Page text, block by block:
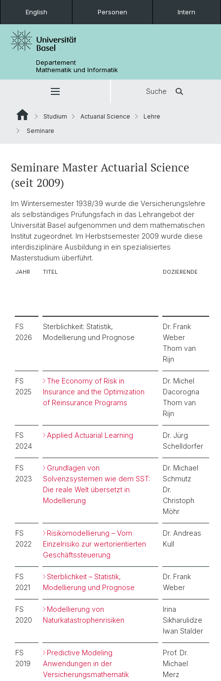
English Personen Intern
Departement
Mathematik und Informatik
Suche
Studium Actuarial Science
Lehre
Seminare
Seminare Master Actuarial Science
(seit 2009)
Im Wintersemester 1938/39 wurde die Versicherungslehre
als selbständiges Prüfungsfach in das Lehrangebot der
Universität Basel aufgenommen und dem mathematischen
Institut zugeordnet. Im Herbstsemester 2009 wurde diese
interdisziplinäre Ausbildung in ein spezialisiertes
Masterstudium überführt.
JAHR TITEL DOZIERENDE
FS
2026
Sterblichkeit: Statistik,
Modellierung und Prognose
Dr. Frank
Weber
Thom van
Rijn
FS
2025
The Economy of Risk in
Insurance and the Optimization
of Reinsurance Programs
Dr. Michel
Dacorogna
Thom van
Rijn
FS
2024
Applied Actuarial Learning
Dr. Jürg
Schelldorfer
FS
2023
Grundlagen von
Solvenzsystemen wie dem SST:
Die reale Welt übersetzt in
Modellierung
Dr. Michael
Schmutz
Dr.
Christoph
Möhr
FS
2022
Risikomodellierung – Vom
Einzelrisiko zur wertorientierten
Geschäftssteuerung
Dr. Andreas
Kull
FS
2021
Sterblichkeit – Statistik,
Modellierung und Prognose
Dr. Frank
Weber
FS
2020
Modellierung von
Naturkatastrophenrisiken
Irina
Sikharulidze
Iwan Stalder
FS
2019
Predictive Modeling
Anwendungen in der
Versicherungsmathematik
Prof. Dr.
Michael
Merz